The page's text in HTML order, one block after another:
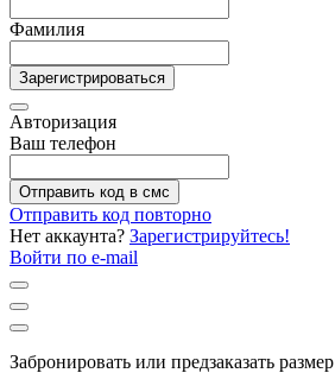
Фамилия
Зарегистрироваться
Авторизация
Ваш телефон
Отправить код в смс
Отправить код повторно
Нет аккаунта? Зарегистрируйтесь!
Войти по e-mail
Забронировать или предзаказать размер